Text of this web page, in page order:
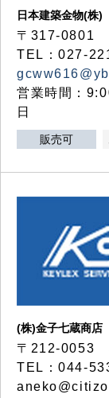
日本建築金物(株)
〒317‐0801
TEL：027-
営業時間：
日
販売可
(株)金子七蔵商店
〒212-0053
TEL：044-